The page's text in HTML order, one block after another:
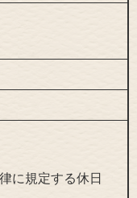
に規定する休日